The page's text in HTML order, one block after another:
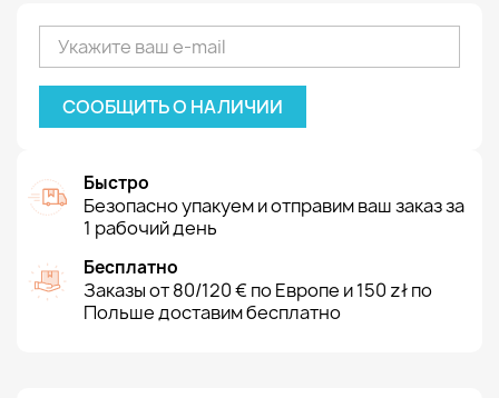
СООБЩИТЬ О НАЛИЧИИ
Быстро
Безопасно упакуем и отправим ваш заказ за
1 рабочий день
Бесплатно
Заказы от 80/120 € по Европе и 150 zł по
Польше доставим бесплатно